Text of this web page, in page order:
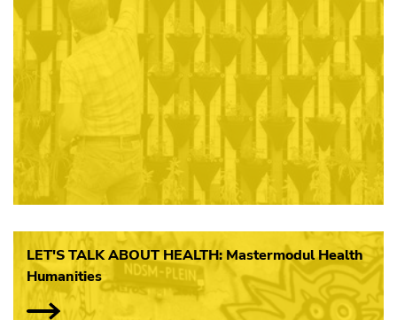
LET'S TALK ABOUT HEALTH: Mastermodul Health
Humanities